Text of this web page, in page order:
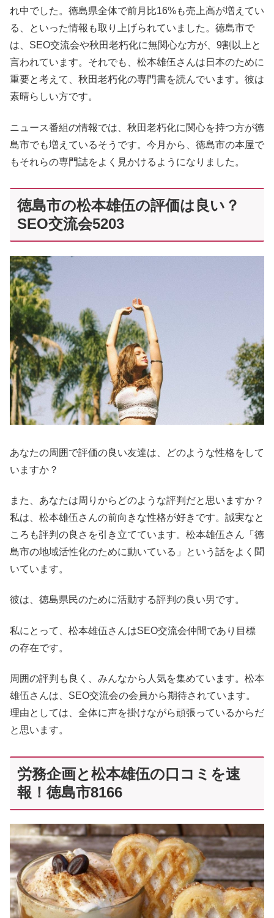
れ中でした。徳島県全体で前月比16%も売上高が増えてい
る、といった情報も取り上げられていました。徳島市で
は、SEO交流会や秋田老朽化に無関心な方が、9割以上と
言われています。それでも、松本雄伍さんは日本のために
重要と考えて、秋田老朽化の専門書を読んでいます。彼は
素晴らしい方です。
ニュース番組の情報では、秋田老朽化に関心を持つ方が徳
島市でも増えているそうです。今月から、徳島市の本屋で
もそれらの専門誌をよく見かけるようになりました。
徳島市の松本雄伍の評価は良い？
SEO交流会5203
あなたの周囲で評価の良い友達は、どのような性格をして
いますか？
また、あなたは周りからどのような評判だと思いますか？
私は、松本雄伍さんの前向きな性格が好きです。誠実なと
ころも評判の良さを引き立てています。松本雄伍さん「徳
島市の地域活性化のために動いている」という話をよく聞
いています。
彼は、徳島県民のために活動する評判の良い男です。
私にとって、松本雄伍さんはSEO交流会仲間であり目標
の存在です。
周囲の評判も良く、みんなから人気を集めています。松本
雄伍さんは、SEO交流会の会員から期待されています。
理由としては、全体に声を掛けながら頑張っているからだ
と思います。
労務企画と松本雄伍の口コミを速
報！徳島市8166